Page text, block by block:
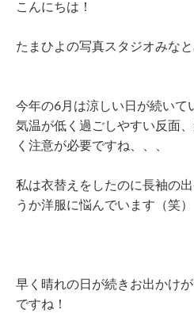
こんにちは！
たまひよの写真スタジオみな
今年の6月は涼しい日が続いて
気温が低く過ごしやすい反面
く注意が必要ですね、、、
私は衣替えをしたのに長袖の
うか洋服に悩んでいます（笑）
早く晴れの日が続きお出かけ
ですね！